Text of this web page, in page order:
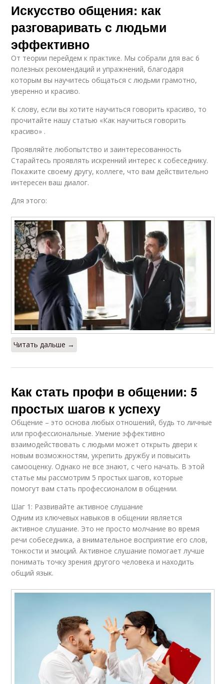
Искусство общения: как
разговаривать с людьми
эффективно
От теории перейдем к практике. Мы собрали для вас 6
полезных рекомендаций и упражнений, благодаря
которым вы научитесь общаться с людьми грамотно,
уверенно и красиво.
К слову, если вы хотите научиться говорить красиво, то
прочитайте нашу статью «Как научиться говорить
красиво» .
Проявляйте любопытство и заинтересованность
Старайтесь проявлять искренний интерес к собеседнику.
Покажите своему другу, коллеге, что вам действительно
интересен ваш диалог.
Для этого:
Читать дальше →
Как стать профи в общении: 5
простых шагов к успеху
Общение – это основа любых отношений, будь то личные
или профессиональные. Умение эффективно
взаимодействовать с людьми может открыть двери к
новым возможностям, укрепить дружбу и повысить
самооценку. Однако не все знают, с чего начать. В этой
статье мы рассмотрим 5 простых шагов, которые
помогут вам стать профессионалом в общении.
Шаг 1: Развивайте активное слушание
Одним из ключевых навыков в общении является
активное слушание. Это не просто молчание во время
речи собеседника, а внимательное восприятие его слов,
тонкости и эмоций. Активное слушание помогает лучше
понимать точку зрения другого человека и находить
общий язык.